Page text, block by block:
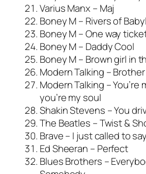
Varius Manx – Maj
Boney M – Rivers of
Boney M – One way
Boney M – Daddy Cool
Boney M – Brown girl in
Modern Talking –
Modern Talking – You’re
you’re my soul
Shakin Stevens – You
The Beatles – Twist &
Brave – I just called to
Ed Sheeran – Perfect
Blues Brothers –